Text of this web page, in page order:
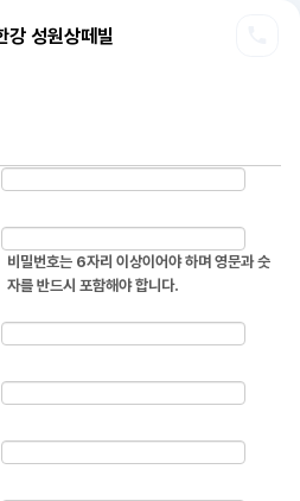
강 성원상떼빌
비밀번호는 6자리 이상이어야 하며 영문과 숫
자를 반드시 포함해야 합니다.